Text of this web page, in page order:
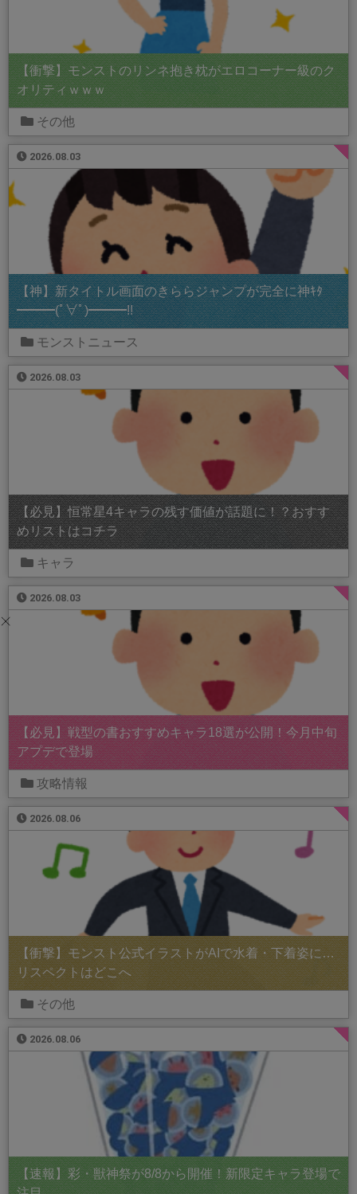
【衝撃】モンストのリンネ抱き枕がエロコーナー級のク
オリティｗｗｗ
その他
2026.08.03
【神】新タイトル画面のきららジャンプが完全に神ｷﾀ
━━━(ﾟ∀ﾟ)━━━!!
モンストニュース
2026.08.03
【必見】恒常星4キャラの残す価値が話題に！？おすす
めリストはコチラ
キャラ
2026.08.03
【必見】戦型の書おすすめキャラ18選が公開！今月中旬
アプデで登場
攻略情報
2026.08.06
【衝撃】モンスト公式イラストがAIで水着・下着姿に…
リスペクトはどこへ
その他
2026.08.06
【速報】彩・獣神祭が8/8から開催！新限定キャラ登場で